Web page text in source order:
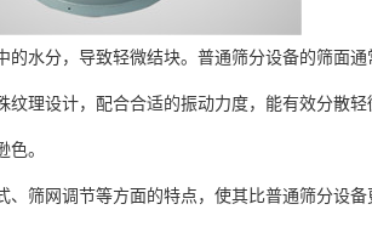
水分，导致轻微结块。普通筛分设备的筛面通
纹理设计，配合合适的振动力度，能有效分散
。
筛网调节等方面的特点，使其比普通筛分设备